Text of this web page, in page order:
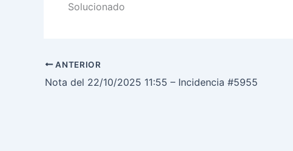
Solucionado
ANTERIOR
Nota del 22/10/2025 11:55 – Incidencia #5955